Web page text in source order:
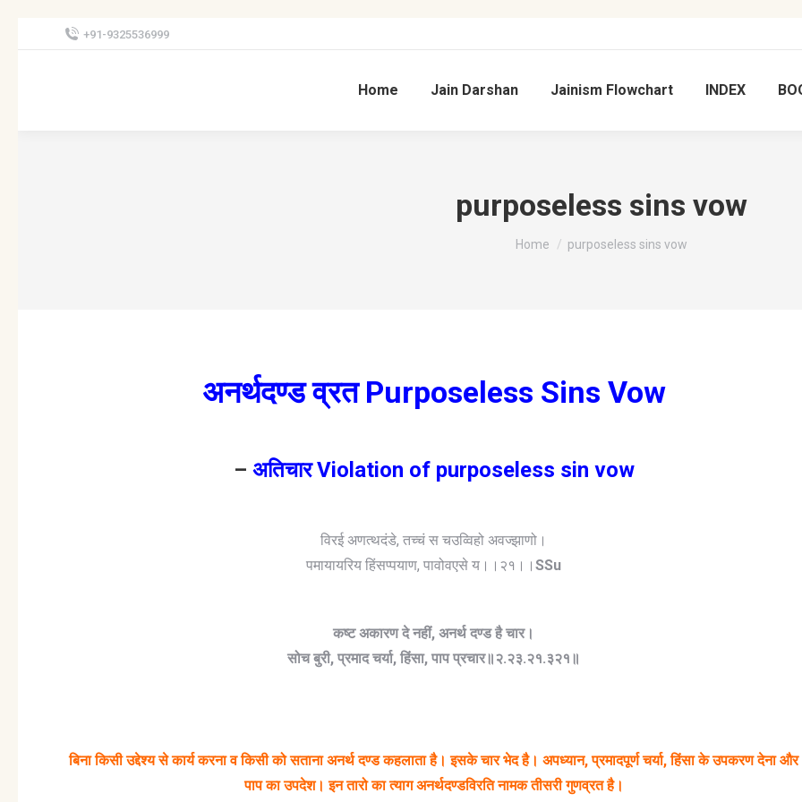
+91-9325536999
Home Jain Darshan Jainism Flowchart INDEX
purposeless sins vow
You are here:
Home purposeless sins vow
अनर्थदण्ड व्रत Purposeless Sins Vow
– अतिचार Violation of purposeless sin vow
विरई अणत्थदंडे, तच्चं स चउव्विहो अवज्झाणो।
पमायायरिय हिंसप्पयाण, पावोवएसे य।।२१।। SSu
कष्ट अकारण दे नहीं, अनर्थ दण्ड है चार।
सोच बुरी, प्रमाद चर्या, हिंसा, पाप प्रचार॥२.२३.२१.३२१॥
बिना किसी उद्देश्य से कार्य करना व किसी को सताना अनर्थ दण्ड कहलाता है। इसके चार भेद है। अपध्यान,प्रमादपूर्ण चर्या,हिंसा के उपकरण देना और
पाप का उपदेश। इन तारो का त्याग अनर्थदण्डविरति नामक तीसरी गुणव्रत है।